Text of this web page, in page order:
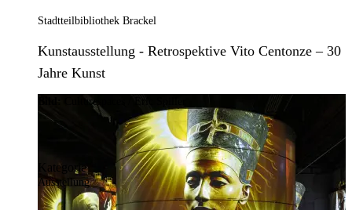
Stadtteilbibliothek Brackel
Kunstausstellung - Retrospektive Vito Centonze – 30
Jahre Kunst
Culturespaces / Eric Spiller
Kategorie
Ausstellung